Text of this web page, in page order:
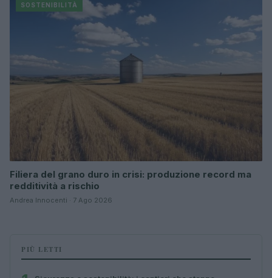
SOSTENIBILITÀ
Filiera del grano duro in crisi: produzione record ma
redditività a rischio
Andrea Innocenti · 7 Ago 2026
PIÙ LETTI